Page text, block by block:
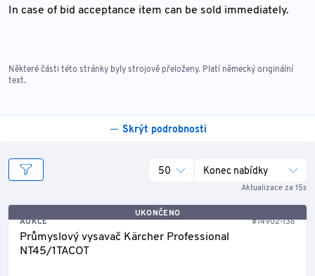
In case of bid acceptance item can be sold immediately.
Některé části této stránky byly strojově přeloženy. Platí německý originální
text.
Skrýt podrobnosti
Aktualizace za 15s
50 Konec nabídky
UKONČENO
AUKCE
#14902-136
Průmyslový vysavač Kärcher Professional
NT45/1TACOT